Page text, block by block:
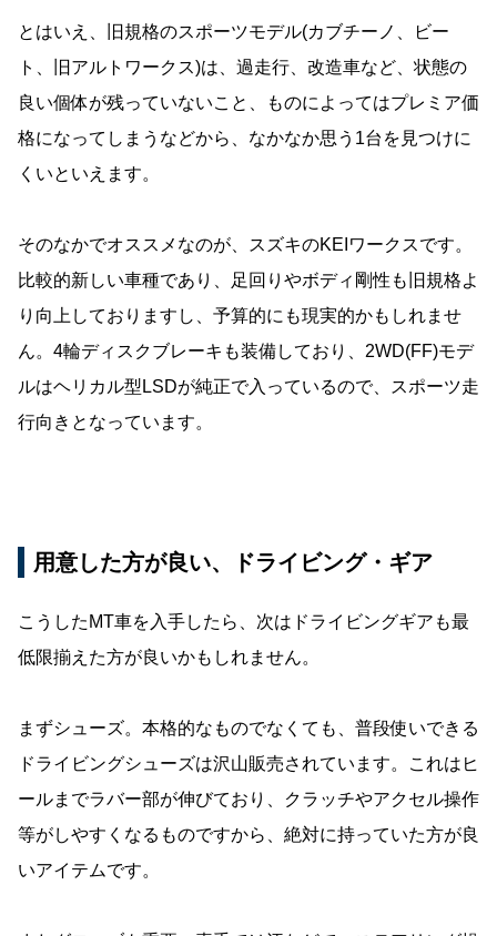
とはいえ、旧規格のスポーツモデル(カブチーノ、ビー
ト、旧アルトワークス)は、過走行、改造車など、状態の
良い個体が残っていないこと、ものによってはプレミア価
格になってしまうなどから、なかなか思う1台を見つけに
くいといえます。
そのなかでオススメなのが、スズキのKEIワークスです。
比較的新しい車種であり、足回りやボディ剛性も旧規格よ
り向上しておりますし、予算的にも現実的かもしれませ
ん。4輪ディスクブレーキも装備しており、2WD(FF)モデ
ルはヘリカル型LSDが純正で入っているので、スポーツ走
行向きとなっています。
用意した方が良い、ドライビング・ギア
こうしたMT車を入手したら、次はドライビングギアも最
低限揃えた方が良いかもしれません。
まずシューズ。本格的なものでなくても、普段使いできる
ドライビングシューズは沢山販売されています。これはヒ
ールまでラバー部が伸びており、クラッチやアクセル操作
等がしやすくなるものですから、絶対に持っていた方が良
いアイテムです。